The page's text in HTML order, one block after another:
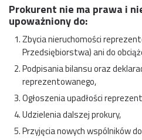
Prokurent nie ma prawa i
upoważniony do:
Zbycia nieruchomości
Przedsiębiorstwa) ani do
Podpisania bilansu oraz
reprezentowanego,
Ogłoszenia upadłości
Udzielenia dalszej prokury,
Przyjęcia nowych wspólników